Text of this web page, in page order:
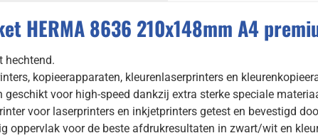
HERMA 8636 210x148mm A4
hechtend.
kopieerapparaten, kleurenlaserprinters en
geschikt voor high-speed dankzij extra sterke speciale
voor laserprinters en inkjetprinters getest en bevestigd
oppervlak voor de beste afdrukresultaten in zwart/wit en